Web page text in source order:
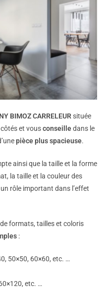
BIMOZ CARRELEURsituée
et vousconseilledans le
pièce plus spacieuse.
ainsi que la taille et la forme
la taille et la couleur des
rôle important dans l’effet
formats, tailles et coloris
:
50×50, 60×60, etc. …
etc. …